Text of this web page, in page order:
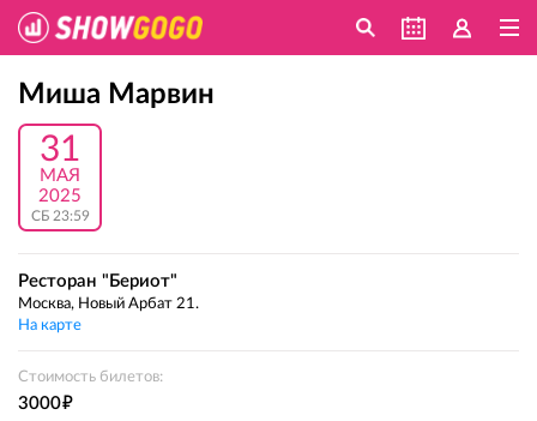
Миша Марвин
31
МАЯ
2025
СБ 23:59
Ресторан "Бериот"
Москва, Новый Арбат 21.
На карте
Стоимость билетов:
3000е